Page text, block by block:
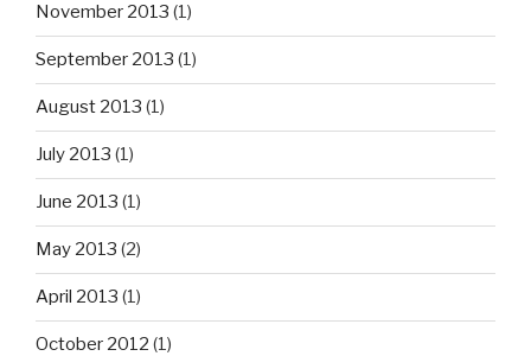
November 2013 (1)
September 2013 (1)
August 2013 (1)
July 2013 (1)
June 2013 (1)
May 2013 (2)
April 2013 (1)
October 2012 (1)